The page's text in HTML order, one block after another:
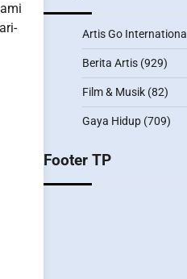
Artis Go International
Berita Artis(929)
Film & Musik(82)
Gaya Hidup(709)
Footer TP